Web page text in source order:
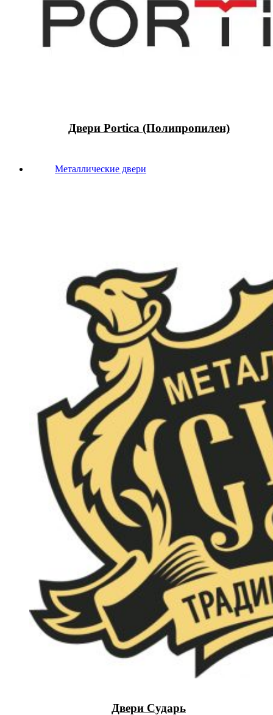
Двери Portica (Полипропилен)
Металлические двери
Двери Сударь